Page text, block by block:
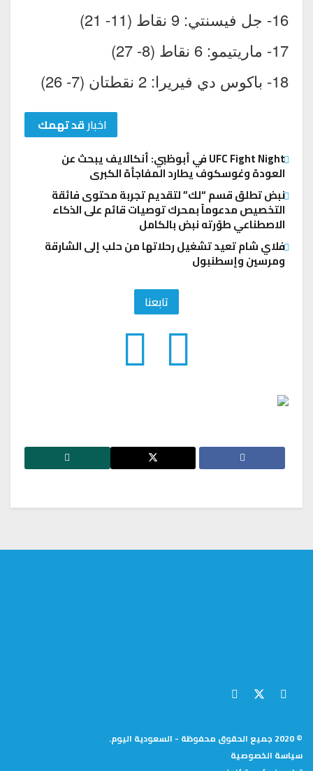
16- جل فيسنتي: 9 نقاط (11- 21)
17- ماريتيمو: 6 نقاط (8- 27)
18- باكوس دي فيريرا: 2 نقطتان (7- 26)
اخبارقد تهمك
UFC Fight Night في أبوظبي: أنكالايف يبحث عن
العودة وغوسكوف يطارد المفاجأة الكبرى
نبض تطلق قسم “لك” لتقديم تجربة محتوى فائقة
التخصيص مدعوماً بمحرك توصيات قائم على الذكاء
الاصطناعي طوّرته نبض بالكامل
فلاي شام تعيد تشغيل رحلاتها من حلب إلى الشارقة
ومرسين وإسطنبول
تابعنا
© 2020 جميع الحقوق محفوظة - السعودية اليوم.
سياسة الخصوصية